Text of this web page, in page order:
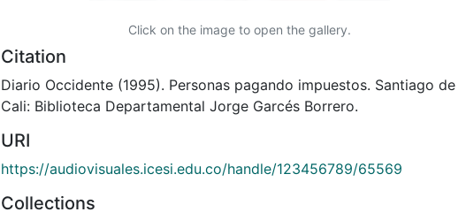
Click on the image to open the gallery.
Citation
Diario Occidente (1995). Personas pagando impuestos. Santiago de
Cali: Biblioteca Departamental Jorge Garcés Borrero.
URI
https://audiovisuales.icesi.edu.co/handle/123456789/65569
Collections